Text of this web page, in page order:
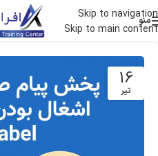
Skip to navigation
Skip to main content
منو
16
تیر